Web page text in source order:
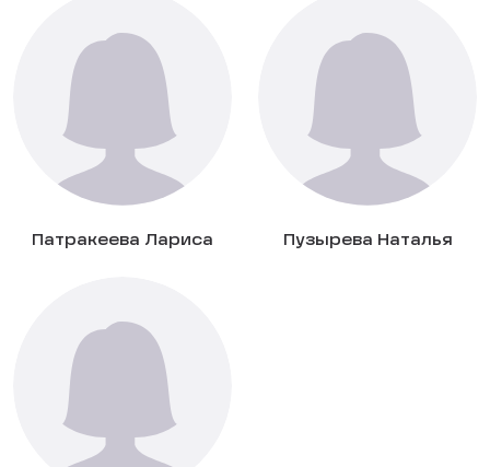
Патракеева Лариса Пузырева Наталья